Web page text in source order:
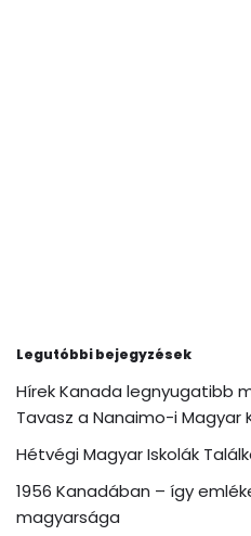
Legutóbbi bejegyzések
Hírek Kanada legnyugatibb
Tavasz a Nanaimo-i Magyar
Hétvégi Magyar Iskolák
1956 Kanadában – így
magyarsága